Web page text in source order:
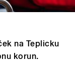
na Teplicku
korun.